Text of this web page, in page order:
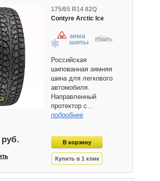
175/65 R14 82Q
Contyre Arctic Ice
зима
шипы
Российская
шипованная зимняя
шина для легкового
автомобиля.
Направленный
протектор с…
подробнее